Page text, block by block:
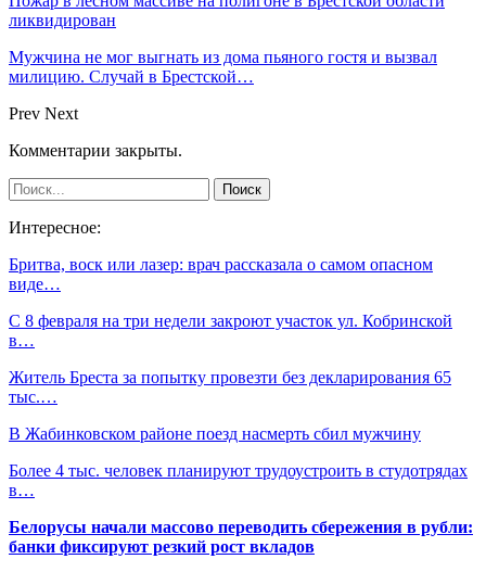
ликвидирован
Мужчина не мог выгнать из дома пьяного гостя и вызвал
милицию. Случай в Брестской…
Prev Next
Комментарии закрыты.
Интересное:
Бритва, воск или лазер: врач рассказала о самом опасном
виде…
С 8 февраля на три недели закроют участок ул. Кобринской
в…
Житель Бреста за попытку провезти без декларирования 65
тыс.…
В Жабинковском районе поезд насмерть сбил мужчину
Более 4 тыс. человек планируют трудоустроить в студотрядах
в…
Белорусы начали массово переводить сбережения в рубли:
банки фиксируют резкий рост вкладов